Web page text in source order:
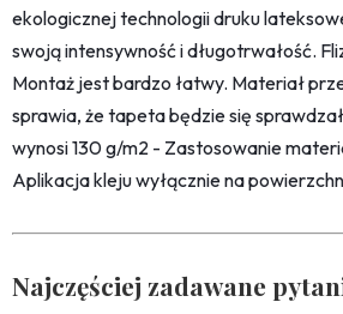
ekologicznej technologii druku
swoją intensywność i długotrwałość.
Montaż jest bardzo łatwy. Materiał
sprawia, że tapeta będzie się
wynosi 130 g/m2 - Zastosowanie
Aplikacja kleju wyłącznie na
Najczęściej zadawane